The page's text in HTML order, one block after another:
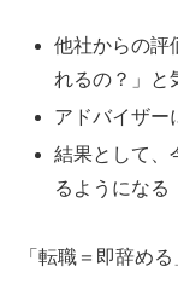
他社からの評
れるの？」と
アドバイザー
結果として、
るようになる
「転職＝即辞め